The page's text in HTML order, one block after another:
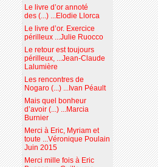
Le livre d’or annoté
des (...) ...Elodie Llorca
Le livre d’or. Exercice
périlleux ...Julie Ruocco
Le retour est toujours
périlleux, ...Jean-Claude
Lalumière
Les rencontres de
Nogaro (...) ...Ivan Péault
Mais quel bonheur
d’avoir (...) ...Marcia
Burnier
Merci à Eric, Myriam et
toute ...Véronique Poulain
Juin 2015
Merci mille fois à Eric